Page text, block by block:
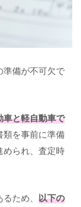
準備が不可欠で
車と軽自動車で
類を事前に準備
められ、査定時
ため、 以下の